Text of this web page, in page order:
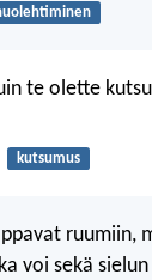
te olette
kutsumus
ruumiin,
voi sekä